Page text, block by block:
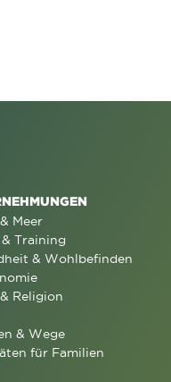
Meer
Training
& Wohlbefinden
Religion
& Wege
für Familien